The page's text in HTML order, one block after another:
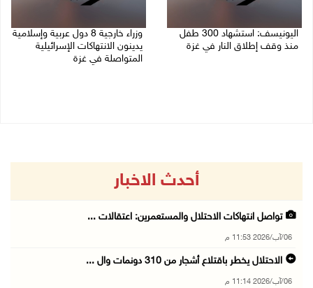
اليونيسف: استشهاد 300 طفل
منذ وقف إطلاق النار في غزة
وزراء خارجية 8 دول عربية وإسلامية
يدينون الانتهاكات الإسرائيلية
المتواصلة في غزة
أحدث الاخبار
تواصل انتهاكات الاحتلال والمستعمرين: اعتقالات ...
06/آب/2026 11:53 م
الاحتلال يخطر باقتلاع أشجار من 310 دونمات وال ...
06/آب/2026 11:14 م